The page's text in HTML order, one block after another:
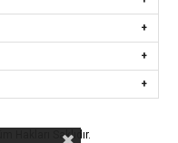
Hakları Saklıdır.